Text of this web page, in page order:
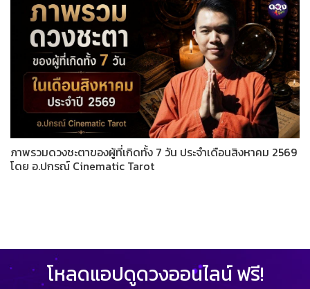
ภาพรวมดวงชะตาของผู้ที่เกิดทั้ง 7 วัน ประจำเดือนสิงหาคม 2569
โดย อ.ปกรณ์ Cinematic Tarot
โหลดแอปดูดวงออนไลน์ ฟรี!